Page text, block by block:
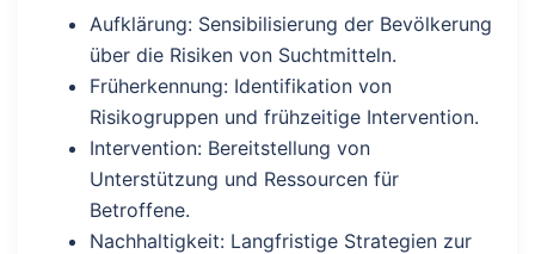
Aufklärung: Sensibilisierung der Bevölkerung
über die Risiken von Suchtmitteln.
Früherkennung: Identifikation von
Risikogruppen und frühzeitige Intervention.
Intervention: Bereitstellung von
Unterstützung und Ressourcen für
Betroffene.
Nachhaltigkeit: Langfristige Strategien zur